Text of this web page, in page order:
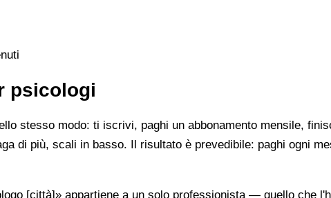
psicologi
stesso modo: ti iscrivi, paghi un abbonamento mensile,
di più, scali in basso. Il risultato è prevedibile: paghi ogni
[città]» appartiene a un solo professionista — quello che